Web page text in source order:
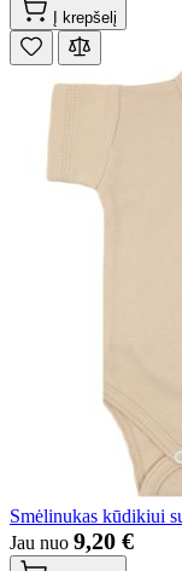
Į krepšelį
Smėlinukas kūdikiui
Jau nuo 9,20 €